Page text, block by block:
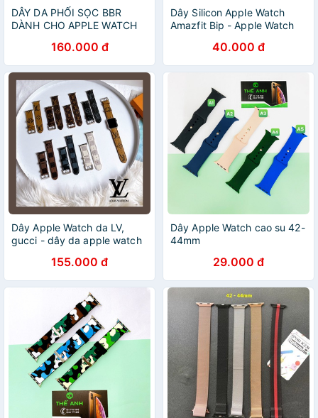
DÂY DA PHỐI SỌC BBR
DÀNH CHO APPLE WATCH
160.000 đ
Dây Silicon Apple Watch
Amazfit Bip - Apple Watch
40.000 đ
Dây Apple Watch da LV,
gucci - dây da apple watch
155.000 đ
Dây Apple Watch cao su 42-
44mm
29.000 đ